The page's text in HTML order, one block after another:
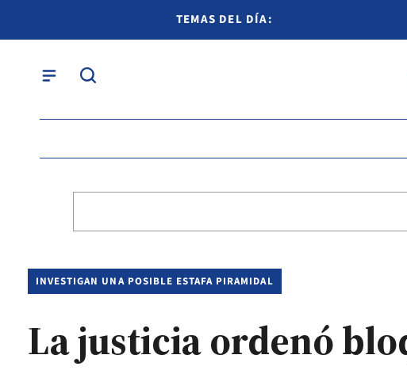
TEMAS DEL DÍA:
INVESTIGAN UNA POSIBLE ESTAFA PIRAMIDAL
La justicia ordenó